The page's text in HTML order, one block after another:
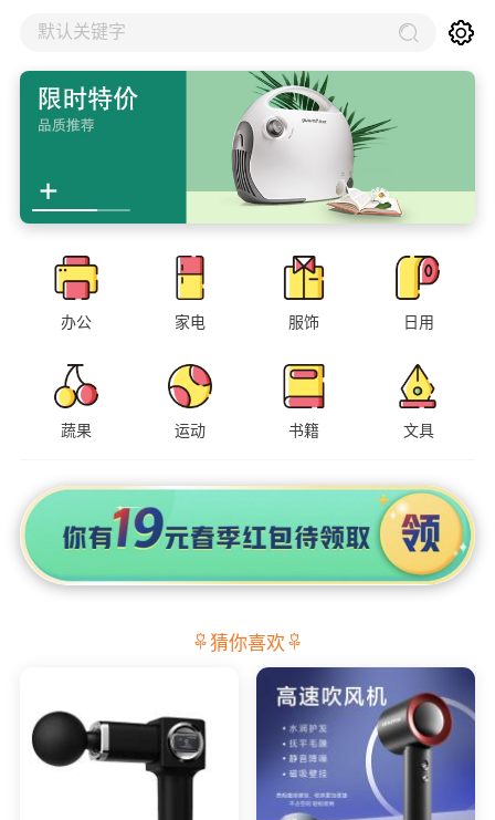
默认关键字
办公 家电 服饰 日用
蔬果 运动 书籍 文具
猜你喜欢